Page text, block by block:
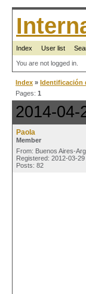
Index User list
You are not logged in.
Index » Identificación
Pages: 1
2014-04-
Paola
Member
From: Buenos Aires-
Registered: 2012-03-29
Posts: 82